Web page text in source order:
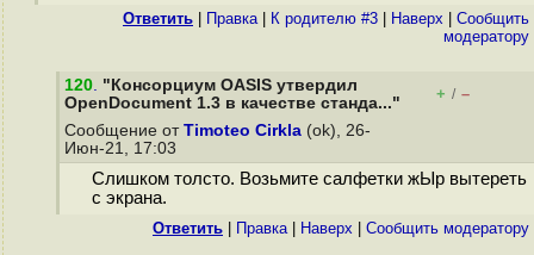
Ответить Правка| К родителю #3 Наверх
Cообщить
модератору
120. "Консорциум OASIS утвердил
OpenDocument 1.3 в качестве станда..."
+ / –
Сообщение от Timoteo Cirkla (ok), 26-
Июн-21, 17:03
Слишком толсто. Возьмите салфетки жЫр вытереть
с экрана.
Ответить Правка| Наверх Cообщить модератору